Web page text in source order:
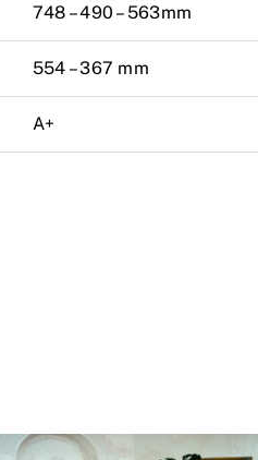
748 – 490 – 563mm
554 – 367 mm
A+